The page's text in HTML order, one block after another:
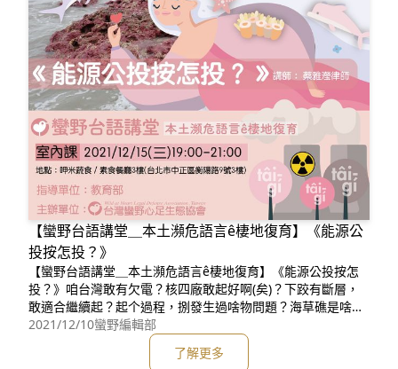
【蠻野台語講堂＿本土瀕危語言ê棲地復育】《能源公
投按怎投？》
【蠻野台語講堂＿本土瀕危語言ê棲地復育】《能源公投按怎
投？》咱台灣敢有欠電？核四廠敢起好啊(矣)？下跤有斷層，
敢適合繼續起？起个過程，捌發生過啥物問題？海草礁是啥
物？中油高雄永安港ê第一天然瓦斯接收站，佮台中港ê第二天
然瓦斯接收站攏咧擴建，台電第五天然瓦斯接收站陸地部分嘛
咧開發；閣有台電基隆ê第四天然瓦斯接收站、台塑雲林麥寮
2021/12/10蠻野編輯部
了解更多